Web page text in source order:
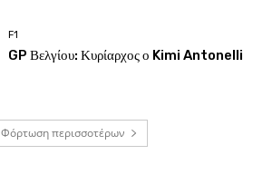
F1
GP Βελγίου: Κυρίαρχος ο Kimi Antonelli
Φόρτωση περισσοτέρων